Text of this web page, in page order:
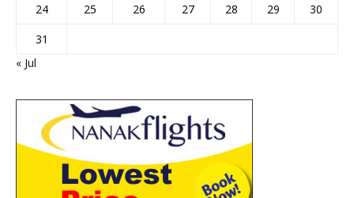
24
25 26 27 28 29
30
31
« Jul